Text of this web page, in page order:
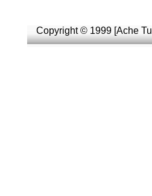
Copyright © 1999 [Ache